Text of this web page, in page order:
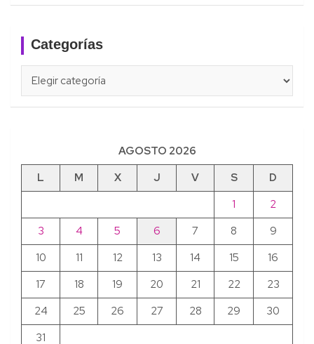
Categorías
AGOSTO 2026
L
M X J V S
D
1
2
3
4 5 6 7 8
9
10
11 12 13 14 15
16
17
18 19 20 21 22
23
24
25 26 27 28 29
30
31